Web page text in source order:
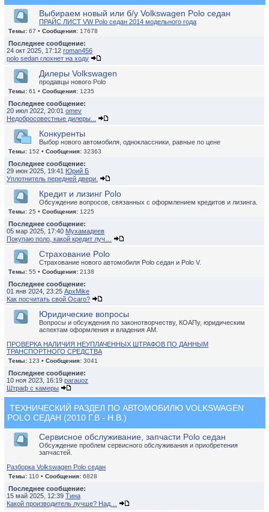
Выбираем новый или б/у Volkswagen Polo седан
ПРАЙС ЛИСТ VW Polo седан 2014 модельного года
Темы: 67 • Сообщения: 17678
Последнее сообщение:
24 окт 2025, 17:12 roman456
polo sedan глохнет на ходу
Дилеры Volkswagen
продавцы нового Polo
Темы: 61 • Сообщения: 1235
Последнее сообщение:
20 июл 2022, 20:01 omev
Недобросовестные дилеры...
Конкуренты
Выбор нового автомобиля, одноклассники, равные по цене
Темы: 152 • Сообщения: 32363
Последнее сообщение:
29 июн 2025, 19:41 Юрий Б
Уплотнитель передней двери.
Кредит и лизинг Polo
Обсуждение вопросов, связанных с оформлением кредитов и лизинга.
Темы: 25 • Сообщения: 1225
Последнее сообщение:
05 мар 2025, 17:40 Мухамадеев
Покупаю поло, какой кредит луч…
Страхование Polo
Страхование нового автомобиля Polo седан и Polo V.
Темы: 55 • Сообщения: 2138
Последнее сообщение:
01 янв 2024, 23:25 ApxMike
Как посчитать свой Осаго?
Юридические вопросы
Вопросы и обсуждения по законотворчеству, КОАПу, юридическим
аспектам оформления и владения АМ.
ПРОВЕРКА НАЛИЧИЯ НЕУПЛАЧЕННЫХ ШТРАФОВ ПО ДАННЫМ
ТРАНСПОРТНОГО СРЕДСТВА
Темы: 123 • Сообщения: 3041
Последнее сообщение:
10 ноя 2023, 16:19 parauoz
Штраф с камеры
ТЕХНИЧЕСКИЙ РАЗДЕЛ ПО АВТОМОБИЛЮ VOLKSWAGEN
POLO СЕДАН (2010 Г.В - Н.В.)
Сервисное обслуживание, запчасти Polo седан
Обсуждение проблем сервисного обслуживания и приобретения
запчастей.
Разборка Volkswagen Polo седан
Темы: 110 • Сообщения: 6828
Последнее сообщение:
15 май 2025, 12:39 Тина
Какой производитель лучше? Над…